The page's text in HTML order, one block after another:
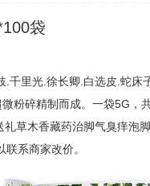
袋
千里光.徐长卿.白选皮.蛇床
粉碎精制而成。一袋5G，
草木香藏药治脚气臭痒泡
系商家改价。